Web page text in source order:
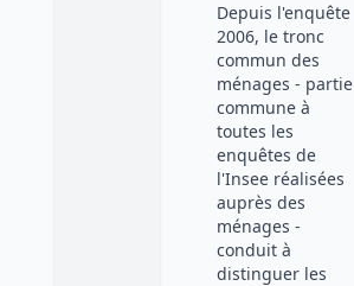
Depuis l'enquête
2006, le tronc
commun des
ménages - partie
commune à
toutes les
enquêtes de
l'Insee réalisées
auprès des
ménages -
conduit à
distinguer les